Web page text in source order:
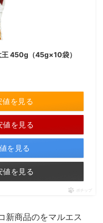
王 450g（45g×10袋）
を見る
値を見る
を見る
値を見る
ポチップ
新商品のをマルエス